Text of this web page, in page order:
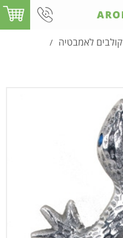
קולבים לאמבטיה /